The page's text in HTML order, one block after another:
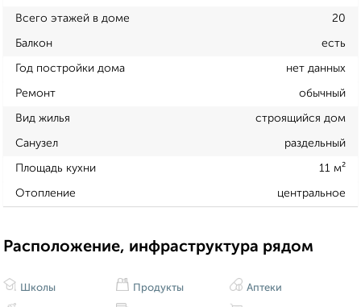
Всего этажей в доме 20
Балкон есть
Год постройки дома нет данных
Ремонт обычный
Вид жилья строящийся дом
Санузел раздельный
Площадь кухни 11 м²
Отопление центральное
Расположение, инфраструктура рядом
Школы Продукты Аптеки